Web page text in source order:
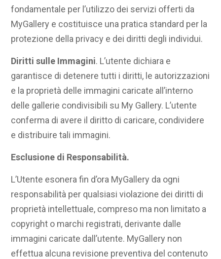
fondamentale per l’utilizzo dei servizi offerti da
MyGallery e costituisce una pratica standard per la
protezione della privacy e dei diritti degli individui.
Diritti sulle Immagini. L’utente dichiara e
garantisce di detenere tutti i diritti, le autorizzazioni
e la proprietà delle immagini caricate all’interno
delle gallerie condivisibili su My Gallery. L’utente
conferma di avere il diritto di caricare, condividere
e distribuire tali immagini.
Esclusione di Responsabilità.
L’Utente esonera fin d’ora MyGallery da ogni
responsabilità per qualsiasi violazione dei diritti di
proprietà intellettuale, compreso ma non limitato a
copyright o marchi registrati, derivante dalle
immagini caricate dall’utente. MyGallery non
effettua alcuna revisione preventiva del contenuto